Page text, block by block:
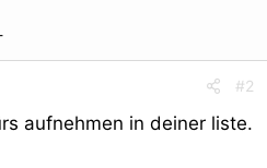
#2
aufnehmen in deiner liste.